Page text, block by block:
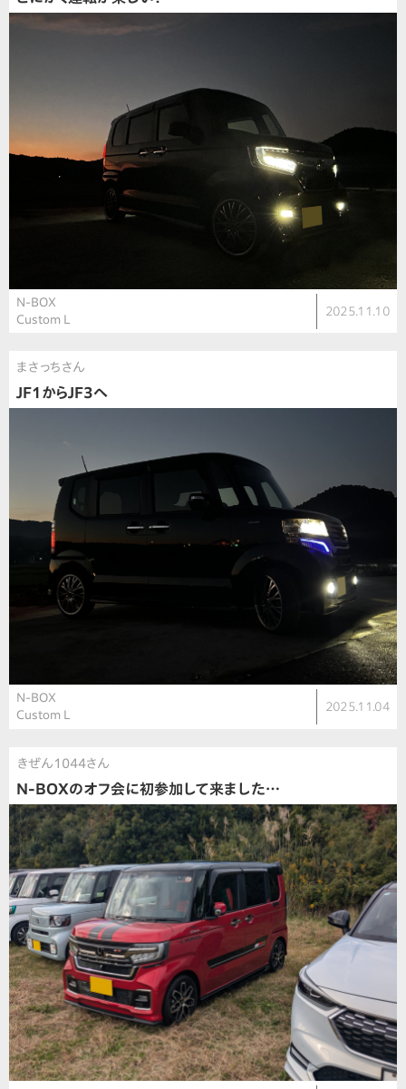
N-BOX
Custom L
2025.11.10
まさっちさん
JF1からJF3へ
N-BOX
Custom L
2025.11.04
きぜん1044さん
N-BOXのオフ会に初参加して来ました…